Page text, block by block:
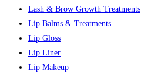
Lash & Brow Growth Treatments
Lip Balms & Treatments
Lip Gloss
Lip Liner
Lip Makeup